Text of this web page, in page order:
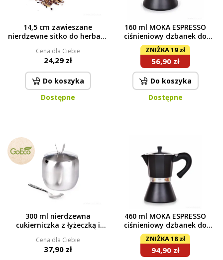
14,5 cm zawieszane
nierdzewne sitko do herbaty
Cena dla Ciebie
24,29 zł
Do koszyka
Dostępne
160 ml MOKA ESPRESSO
ciśnieniowy dzbanek do
przygotowania kawy, 3
filiżanki
ZNIŻKA 19 zł
56,90 zł
Do koszyka
Dostępne
300 ml nierdzewna
cukierniczka z łyżeczką i
Cena dla Ciebie
37,90 zł
460 ml MOKA ESPRESSO
ciśnieniowy dzbanek do
przygotowania kawy, na 9
filiżanek
ZNIŻKA 18 zł
94,90 zł